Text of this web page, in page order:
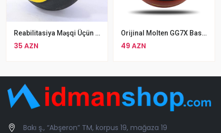
Reabilitasiya Məşqi Üçün 1Kq Fitness Topu Pilates Topu Qol Məşqi Üçün Məşq Topu
35 AZN
Orijinal Molten GG7X Basketbol Topu Rəsmi FİBA Təstiqli 7 Ölçülü Peşəkar Basketboll Topu
49 AZN
Bakı ş., “Abşeron” TM, korpus 19, mağaza 19